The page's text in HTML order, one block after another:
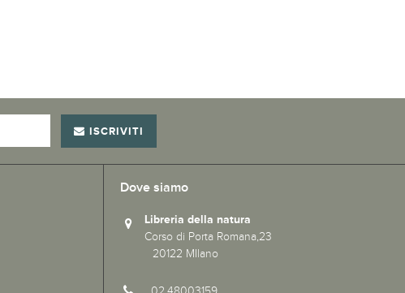
ISCRIVITI
Dove siamo
Libreria della natura
Corso di Porta Romana,23
20122 MIlano